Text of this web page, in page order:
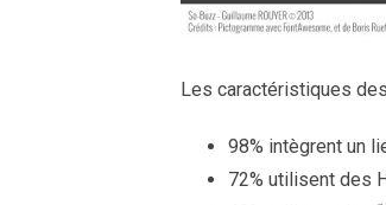
Les caractéristiques
98% intègrent un
72% utilisent des